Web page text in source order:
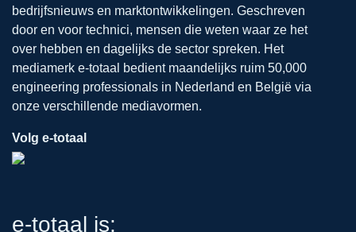
bedrijfsnieuws en marktontwikkelingen. Geschreven
door en voor technici, mensen die weten waar ze het
over hebben en dagelijks de sector spreken. Het
mediamerk e-totaal bedient maandelijks ruim 50,000
engineering professionals in Nederland en België via
onze verschillende mediavormen.
Volg e-totaal
e-totaal is: